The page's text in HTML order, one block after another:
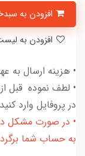
• هزینه ارسال به
• لطف نموده قبل
در پروفایل وارد
• در صورت مشکل
به حساب شما